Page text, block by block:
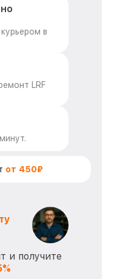
в
LRF
от 450₽
и получите